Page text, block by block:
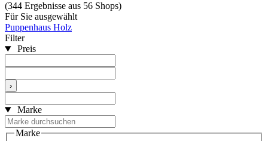
(344 Ergebnisse aus 56 Shops)
Für Sie ausgewählt
Puppenhaus Holz
Filter
Preis
›
Marke
Marke